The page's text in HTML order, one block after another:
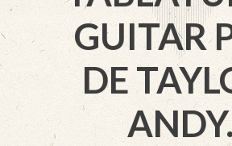
GUITAR
DE
ANDY.